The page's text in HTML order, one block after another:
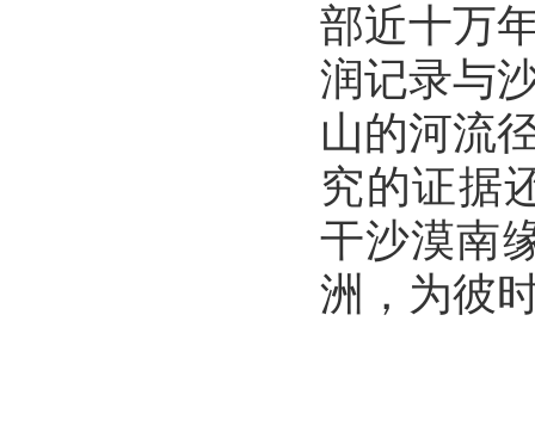
部近十万
润记录与
山的河流
究的证据
干沙漠南
洲，为彼